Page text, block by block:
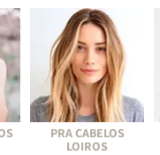
PRA CABELOS
LOIROS